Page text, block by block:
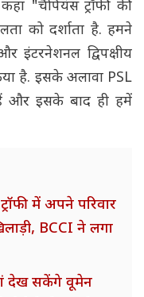
"चैंपियंस ट्रॉफी की
को दर्शाता है. हमने
द्विपक्षीय
है. इसके अलावा PSL
इसके बाद ही हमें
में अपने परिवार
BCCI ने लगा
देख सकेंगे वूमेन